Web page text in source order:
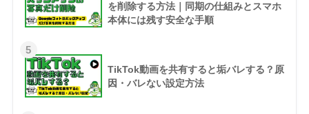
を削除する方法｜同期の仕組みとスマホ
本体には残す安全な手順
5
TikTok動画を共有すると垢バレする？原
因・バレない設定方法